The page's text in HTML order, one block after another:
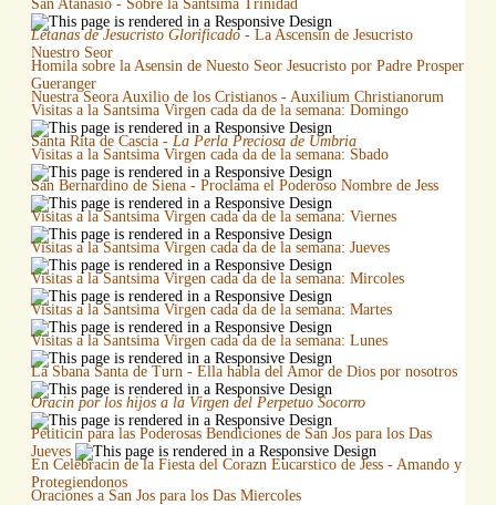
San Atanasio - Sobre la Santsima Trinidad
Letanas de Jesucristo Glorificado- La Ascensin de Jesucristo
Nuestro Seor
Homila sobre la Asensin de Nuesto Seor Jesucristo por Padre Prosper
Gueranger
Nuestra Seora Auxilio de los Cristianos - Auxilium Christianorum
Visitas a la Santsima Virgen cada da de la semana: Domingo
Santa Rita de Cascia - La Perla Preciosa de Umbria
Visitas a la Santsima Virgen cada da de la semana: Sbado
San Bernardino de Siena - Proclama el Poderoso Nombre de Jess
Visitas a la Santsima Virgen cada da de la semana: Viernes
Visitas a la Santsima Virgen cada da de la semana: Jueves
Visitas a la Santsima Virgen cada da de la semana: Mircoles
Visitas a la Santsima Virgen cada da de la semana: Martes
Visitas a la Santsima Virgen cada da de la semana: Lunes
La Sbana Santa de Turn - Ella habla del Amor de Dios por nosotros
Oracin por los hijos a la Virgen del Perpetuo Socorro
Petiticin para las Poderosas Bendiciones de San Jos para los Das
Jueves
En Celebracin de la Fiesta del Corazn Eucarstico de Jess - Amando y
Protegiendonos
Oraciones a San Jos para los Das Miercoles